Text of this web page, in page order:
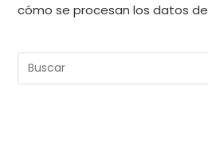
cómo se procesan los datos